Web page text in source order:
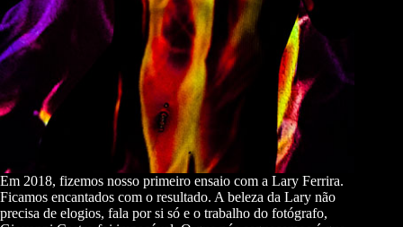
Em 2018, fizemos nosso primeiro ensaio com a Lary Ferrira.
Ficamos encantados com o resultado. A beleza da Lary não
precisa de elogios, fala por si só e o trabalho do fotógrafo,